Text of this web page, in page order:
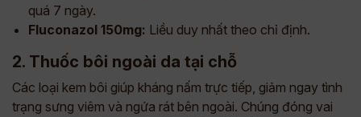
quá 7 ngày.
Fluconazol 150mg: Liều duy nhất theo chỉ định.
2. Thuốc bôi ngoài da tại chỗ
Các loại kem bôi giúp kháng nấm trực tiếp, giảm ngay tình
trạng sưng viêm và ngứa rát bên ngoài. Chúng đóng vai